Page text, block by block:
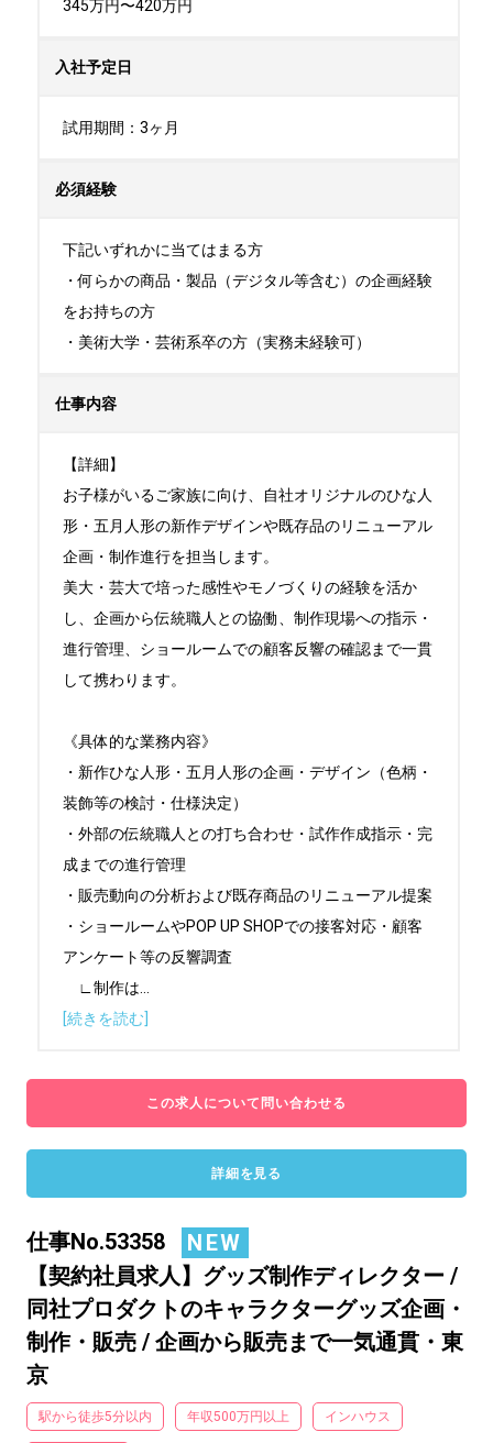
345万円〜420万円
入社予定日
試用期間：3ヶ月
必須経験
下記いずれかに当てはまる方
・何らかの商品・製品（デジタル等含む）の企画経験
をお持ちの方
・美術大学・芸術系卒の方（実務未経験可）
仕事内容
【詳細】
お子様がいるご家族に向け、自社オリジナルのひな人
形・五月人形の新作デザインや既存品のリニューアル
企画・制作進行を担当します。
美大・芸大で培った感性やモノづくりの経験を活か
し、企画から伝統職人との協働、制作現場への指示・
進行管理、ショールームでの顧客反響の確認まで一貫
して携わります。
《具体的な業務内容》
・新作ひな人形・五月人形の企画・デザイン（色柄・
装飾等の検討・仕様決定）
・外部の伝統職人との打ち合わせ・試作作成指示・完
成までの進行管理
・販売動向の分析および既存商品のリニューアル提案
・ショールームやPOP UP SHOPでの接客対応・顧客
アンケート等の反響調査
∟制作は
[続きを読む]
この求人について問い合わせる
詳細を見る
仕事No.53358
NEW
【契約社員求人】グッズ制作ディレクター /
同社プロダクトのキャラクターグッズ企画・
制作・販売 / 企画から販売まで一気通貫・東
京
駅から徒歩5分以内 年収500万円以上 インハウス